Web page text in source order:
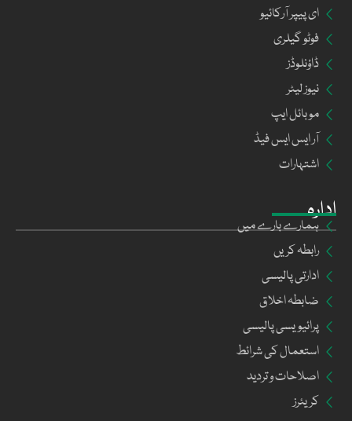
ادارہ
ہمارے بارے میں
رابطہ کریں
ادارتی پالیسی
ضابطہ اخلاق
پرائیویسی پالیسی
استعمال کی شرائط
اصلاحات و تردید
کریئرز
ای پیپر آرکائیو
فوٹو گیلری
ڈاؤنلوڈز
نیوز لیٹر
موبائل ایپ
آر ایس ایس فیڈ
اشتہارات